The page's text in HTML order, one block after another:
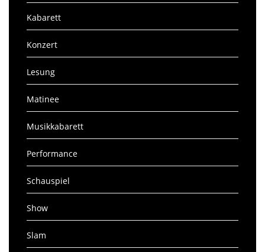
Kabarett
Konzert
Lesung
Matinee
Musikkabarett
Performance
Schauspiel
Show
Slam